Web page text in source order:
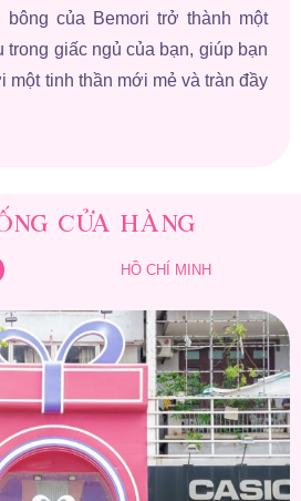
của Bemori trở thành một
trong giấc ngủ của bạn, giúp bạn
một tinh thần mới mẻ và tràn đầy
CỬA HÀNG
HỒ CHÍ MINH